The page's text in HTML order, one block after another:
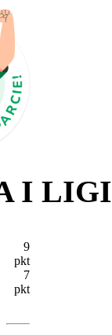
I LIGI
9
pkt
7
pkt